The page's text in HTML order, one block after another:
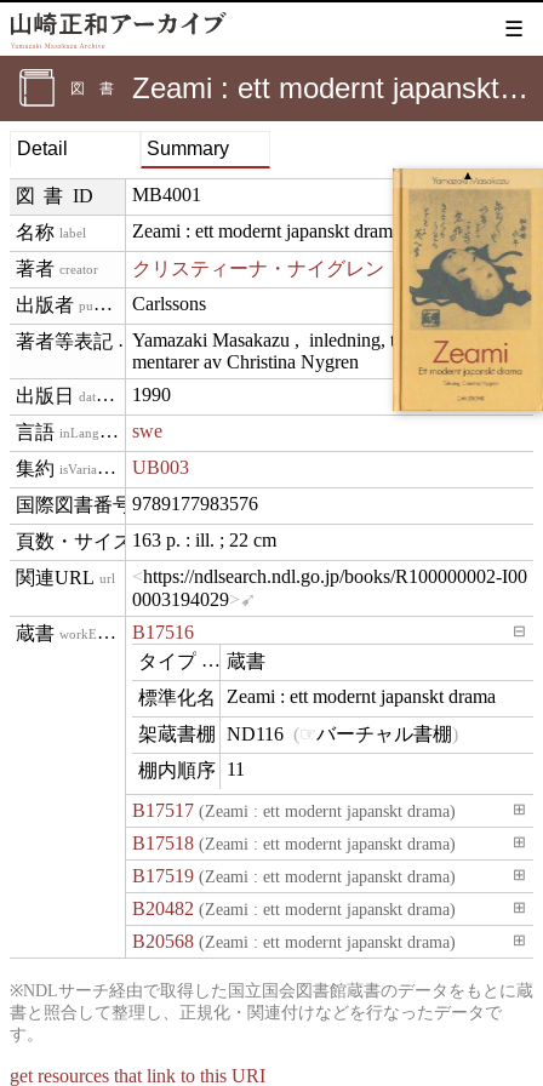
☰
図書 Zeami : ett modernt japanskt drama
Detail Summary
▲
図書ID MB4001
label Zeami : ett modernt japanskt drama
creator クリスティーナ・ナイグレン
publisher Carlssons
creditText
Yamazaki Masakazu ,  inledning, tolkning och kom
mentarer av Christina Nygren
datePublished 1990
inLanguage swe
isVariantOf UB003
isbn
9789177983576
materialExtent
163 p. : ill. ; 22 cm
url
https://ndlsearch.ndl.go.jp/books/R100000002-I00
0003194029
workExample B17516 ⊟
type 蔵書
name
Zeami : ett modernt japanskt drama
contentLocation
ND116 バーチャル書棚
11
B17517(Zeami : ett modernt japanskt drama) ⊞
B17518(Zeami : ett modernt japanskt drama) ⊞
B17519(Zeami : ett modernt japanskt drama) ⊞
B20482 (Zeami : ett modernt japanskt drama) ⊞
B20568(Zeami : ett modernt japanskt drama) ⊞
※NDLサーチ経由で取得した国立国会図書館蔵書のデータをもとに蔵
書と照合して整理し、正規化・関連付けなどを行なったデータで
す。
get resources that link to this URI